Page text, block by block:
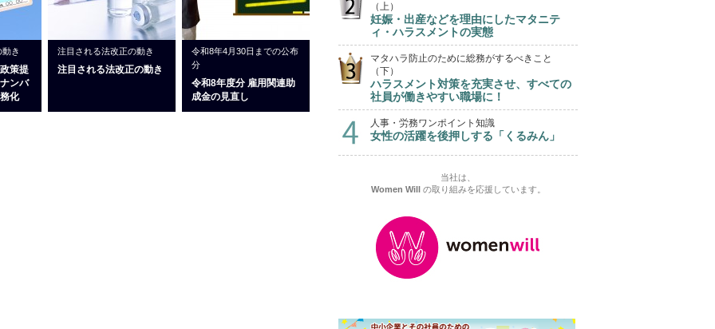
き
策提
ンバ
化
注目される法改正の動き
注目される法改正の動き
令和8年4月30日までの公布
分
令和8年度分 雇用関連助
成金の見直し
（上）
妊娠・出産などを理由にしたマタニテ
ィ・ハラスメントの実態
マタハラ防止のために総務がするべきこと
（下）
ハラスメント対策を充実させ、すべての
社員が働きやすい職場に！
人事・労務ワンポイント知識
女性の活躍を後押しする「くるみん」
当社は、
Women Willの取り組みを応援しています。